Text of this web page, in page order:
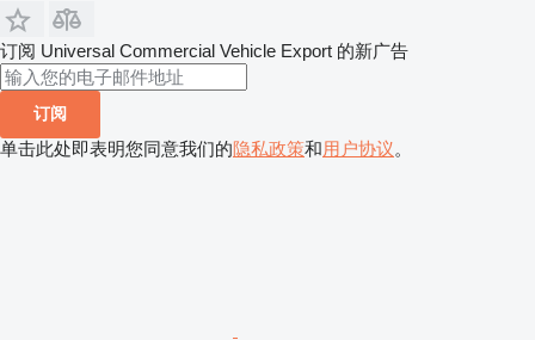
订阅 Universal Commercial Vehicle Export 的新广告
订阅
单击此处即表明您同意我们的隐私政策和用户协议。